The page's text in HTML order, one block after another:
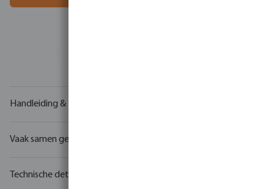
Handleiding & tekeningen
Vaak samen gekocht
Technische details